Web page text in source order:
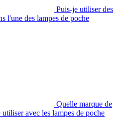
Puis-je utiliser des
l'une des lampes de poche
Quelle marque de
avec les lampes de poche